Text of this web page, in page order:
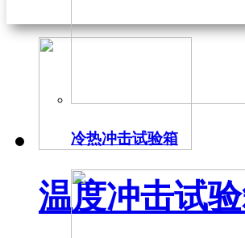
冷热冲击试验箱
温度冲击试